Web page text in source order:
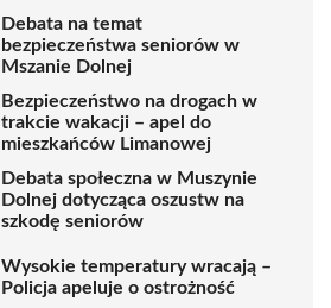
Debata na temat
bezpieczeństwa seniorów w
Mszanie Dolnej
Bezpieczeństwo na drogach w
trakcie wakacji – apel do
mieszkańców Limanowej
Debata społeczna w Muszynie
Dolnej dotycząca oszustw na
szkodę seniorów
Wysokie temperatury wracają –
Policja apeluje o ostrożność